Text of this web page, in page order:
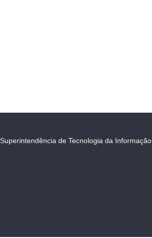
Superintendência de Tecnologia da Informação